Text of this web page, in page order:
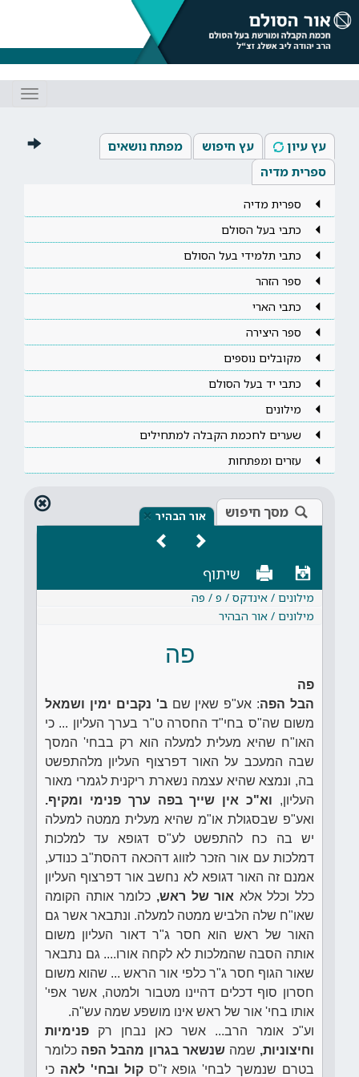
עץ עיון עץ חיפוש
מפתח נושאים
ספרית מדיה
ספרית מדיה
כתבי בעל הסולם
כתבי תלמידי בעל הסולם
ספר הזהר
כתבי הארי
ספר היצירה
מקובלים נוספים
כתבי יד בעל הסולם
מילונים
שערים לחכמת הקבלה למתחילים
עזרים ומפתחות
מסך חיפוש אור הבהיר ×
שיתוף
מילונים / אינדקס / פ / פה
מילונים / אור הבהיר
פה
פה
הבל הפה: אע"פ שאין שםב' נקבים ימין ושמאל
משום שה"ס בחי"ד החסרה ט"ר בערך העליון ... כי
האו"ח שהיא מעלית למעלה הוא רק בבחי' המסך
שבה המעכב על האור דפרצוף העליון מלהתפשט
בה, ונמצא שהיא עצמה נשארת ריקנית לגמרי מאור
העליון, וא"כ אין שייך בפה ערך פנימי ומקיף.
ואע"פ שבסגולת או"מ שהיא מעלית ממטה למעלה
יש בה כח להתפשט לע"ס דגופא עד למלכות
דמלכות עם אור הזכר לזווג דהכאה דהסת"ב כנודע,
אמנם זה האור דגופא לא נחשב אור דפרצוף העליון
כלל וכלל אלא אור של ראש, כלומר אותה הקומה
שאו"ח שלה הלביש ממטה למעלה. ונתבאר אשר גם
האור של ראש הוא חסר ג"ר דאור העליון משום
אותה הסבה שהמלכות לא לקחה אורו.... גם נתבאר
שאור הגוף חסר ג"ר כלפי אור הראש ... שהוא משום
חסרון סוף דכלים דהיינו מטבור ולמטה, אשר אפי'
אותו בחי' אור של ראש אינו מושפע שמה עש"ה.
וע"כ אומר הרב... אשר כאן נבחן רק פנימיות
וחיצוניות, שמהשנשאר בגרון מהבל הפה כלומר
בטרם שנמשך לבחי' גופא ז"סקול ובחי' לאה כי